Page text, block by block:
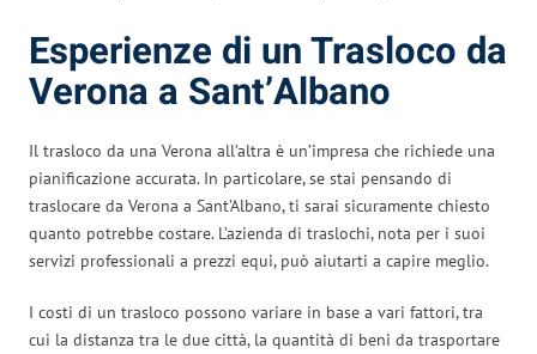
Esperienze di un Trasloco da
Verona a Sant’Albano
Il trasloco da una Verona all’altra è un’impresa che richiede una
pianificazione accurata. In particolare, se stai pensando di
traslocare da Verona a Sant’Albano, ti sarai sicuramente chiesto
quanto potrebbe costare. L’azienda di traslochi, nota per i suoi
servizi professionali a prezzi equi, può aiutarti a capire meglio.
I costi di un trasloco possono variare in base a vari fattori, tra
cui la distanza tra le due città, la quantità di beni da trasportare